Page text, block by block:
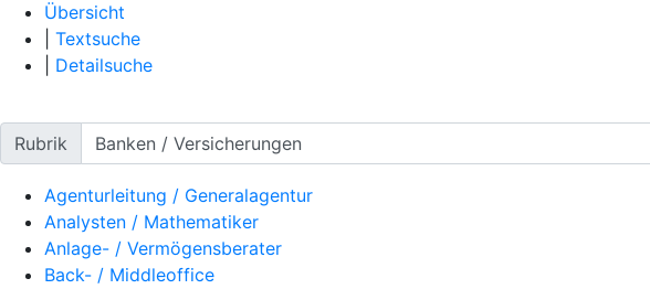
Übersicht
Textsuche
Detailsuche
Rubrik
Agenturleitung / Generalagentur
Analysten / Mathematiker
Anlage- / Vermögensberater
Back- / Middleoffice